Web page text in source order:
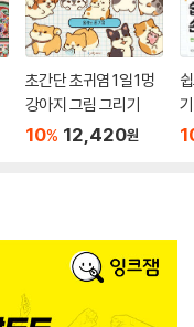
초간단 초귀염 1일 1멍
강아지 그림 그리기
10% 12,420원
기